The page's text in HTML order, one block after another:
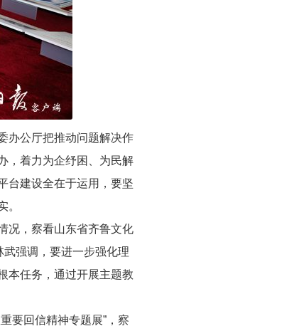
办公厅把推动问题解决作
，着力为企纾困、为民解
台建设全在于运用，要坚
。
况，察看山东省齐鲁文化
强调，要进一步强化理
本任务，通过开展主题教
要回信精神专题展”，察